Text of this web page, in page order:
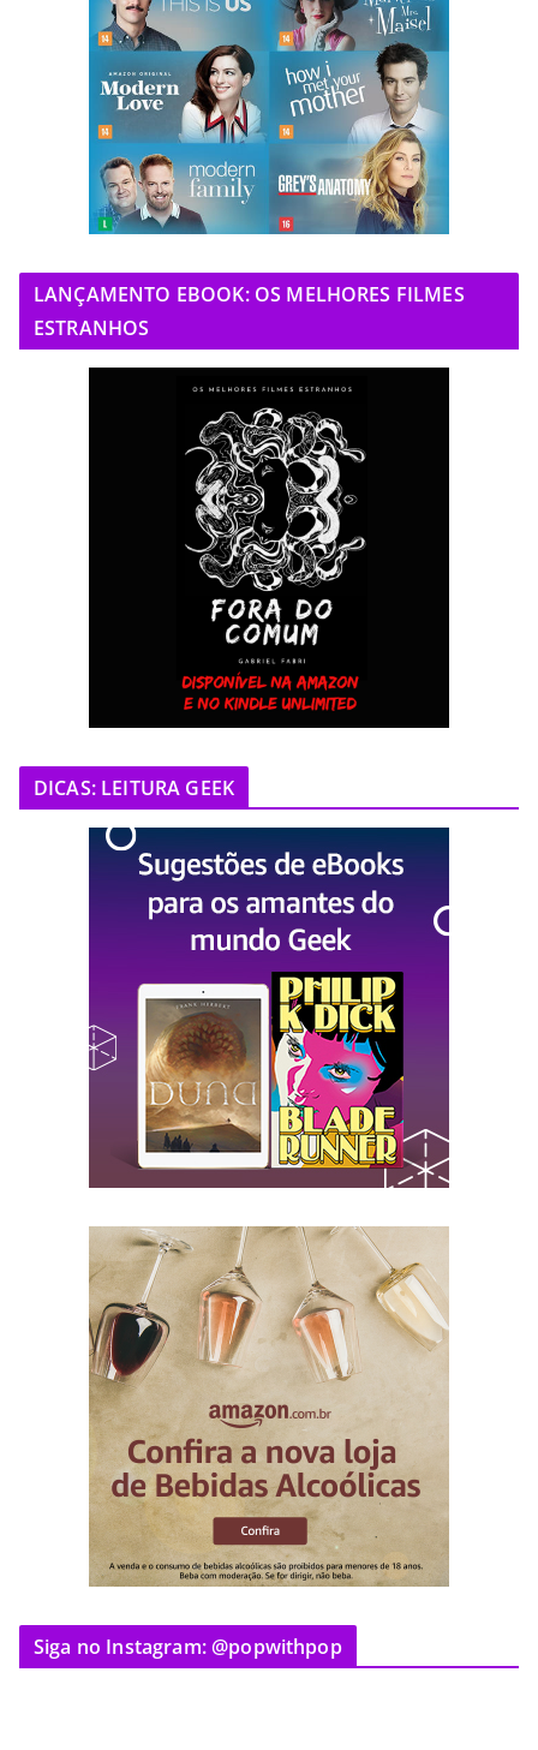
LANÇAMENTO EBOOK: OS MELHORES FILMES
ESTRANHOS
DICAS: LEITURA GEEK
Siga no Instagram: @popwithpop